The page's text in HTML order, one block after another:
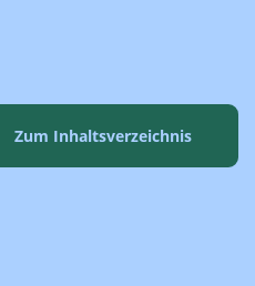
Zum Inhaltsverzeichnis